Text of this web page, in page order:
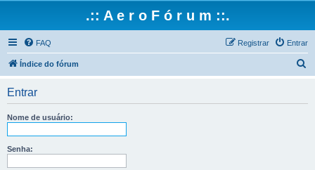
.:: A e r o F ó r u m ::.
FAQ Entrar
Registrar
Índice do fórum
Entrar
Nome de usuário:
Senha: